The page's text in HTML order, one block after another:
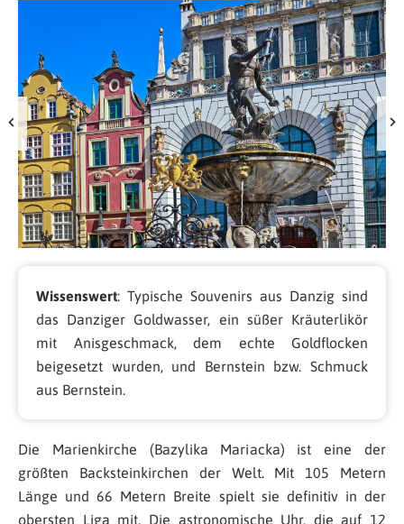
Wissenswert: Typische Souvenirs aus Danzig sind
das Danziger Goldwasser, ein süßer Kräuterlikör
mit Anisgeschmack, dem echte Goldflocken
beigesetzt wurden, und Bernstein bzw. Schmuck
aus Bernstein.
Die Marienkirche (Bazylika Mariacka) ist eine der
größten Backsteinkirchen der Welt. Mit 105 Metern
Länge und 66 Metern Breite spielt sie definitiv in der
obersten Liga mit. Die astronomische Uhr, die auf 12